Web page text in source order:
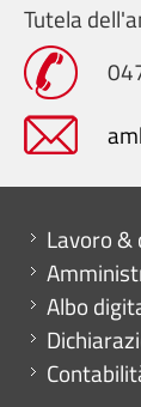
Tutela
Mini menu
Lavoro
Albo